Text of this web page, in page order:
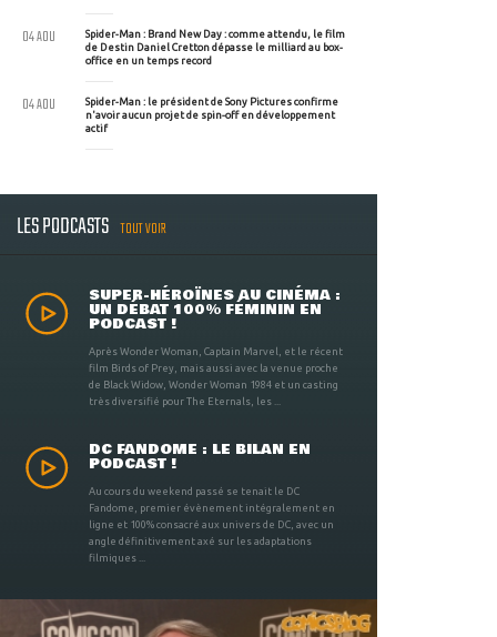
Spider-Man : Brand New Day : comme attendu, le film
de Destin Daniel Cretton dépasse le milliard au box-
office en un temps record
04 AOU
Spider-Man : le président de Sony Pictures confirme
n'avoir aucun projet de spin-off en développement
actif
04 AOU
LES PODCASTS TOUT VOIR
SUPER-HÉROÏNES AU CINÉMA :
UN DÉBAT 100% FÉMININ EN
PODCAST !
Après Wonder Woman, Captain Marvel, et le récent
film Birds of Prey, mais aussi avec la venue proche
de Black Widow, Wonder Woman 1984 et un casting
très diversifié pour The Eternals, les ...
DC FANDOME : LE BILAN EN
PODCAST !
Au cours du weekend passé se tenait le DC
Fandome, premier évènement intégralement en
ligne et 100% consacré aux univers de DC, avec un
angle définitivement axé sur les adaptations
filmiques ...